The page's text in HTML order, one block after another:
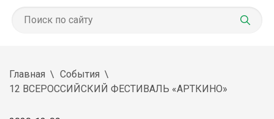
Главная
События
12 ВСЕРОССИЙСКИЙ ФЕСТИВАЛЬ «АРТКИНО»